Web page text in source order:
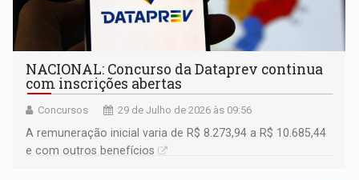
NACIONAL: Concurso da Dataprev continua
com inscrições abertas
Concursos 29 de Julho de 2026 às 09:56
A remuneração inicial varia de R$ 8.273,94 a R$ 10.685,44
e com outros benefícios